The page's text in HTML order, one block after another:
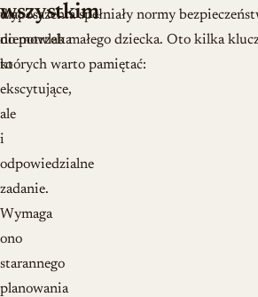
dla
niemowlaka
to
ekscytujące,
ale
i
odpowiedzialne
zadanie.
Wymaga
ono
starannego
planowania
wszystkim
wyposażenia spełniały normy
do potrzeb małego dziecka. Oto kilka
których warto pamiętać: